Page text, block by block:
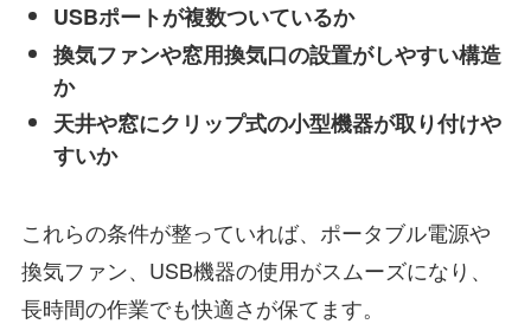
USBポートが複数ついているか
換気ファンや窓用換気口の設置がしやすい構造
か
天井や窓にクリップ式の小型機器が取り付けや
すいか
これらの条件が整っていれば、ポータブル電源や
換気ファン、USB機器の使用がスムーズになり、
長時間の作業でも快適さが保てます。